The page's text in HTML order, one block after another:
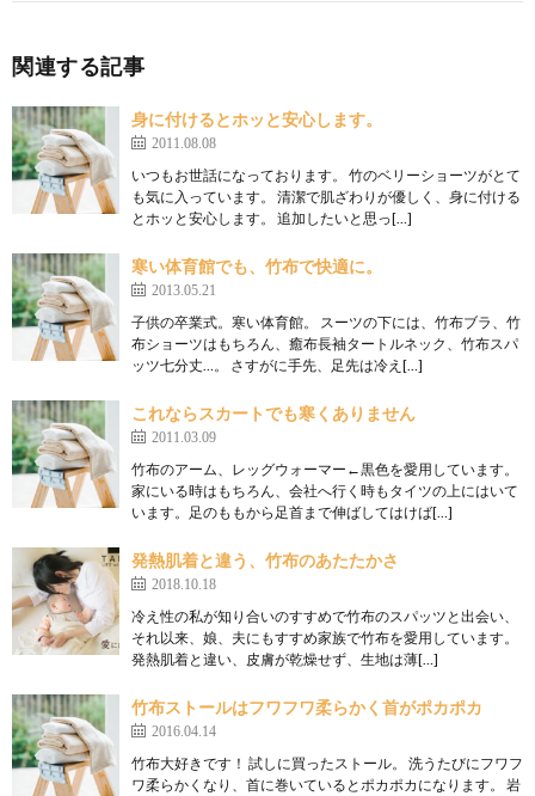
関連する記事
身に付けるとホッと安心します。
2011.08.08
いつもお世話になっております。 竹のベリーショーツがとて
も気に入っています。 清潔で肌ざわりが優しく、身に付ける
とホッと安心します。 追加したいと思っ[…]
寒い体育館でも、竹布で快適に。
2013.05.21
子供の卒業式。寒い体育館。 スーツの下には、竹布ブラ、竹
布ショーツはもちろん、癒布長袖タートルネック、竹布スパ
ッツ七分丈…。 さすがに手先、足先は冷え[…]
これならスカートでも寒くありません
2011.03.09
竹布のアーム、レッグウォーマー←黒色を愛用しています。
家にいる時はもちろん、会社へ行く時もタイツの上にはいて
います。足のももから足首まで伸ばしてはけば[…]
発熱肌着と違う、竹布のあたたかさ
2018.10.18
冷え性の私が知り合いのすすめで竹布のスパッツと出会い、
それ以来、娘、夫にもすすめ家族で竹布を愛用しています。
発熱肌着と違い、皮膚が乾燥せず、生地は薄[…]
竹布ストールはフワフワ柔らかく首がポカポカ
2016.04.14
竹布大好きです！ 試しに買ったストール。 洗うたびにフワフ
ワ柔らかくなり、首に巻いているとポカポカになります。 岩